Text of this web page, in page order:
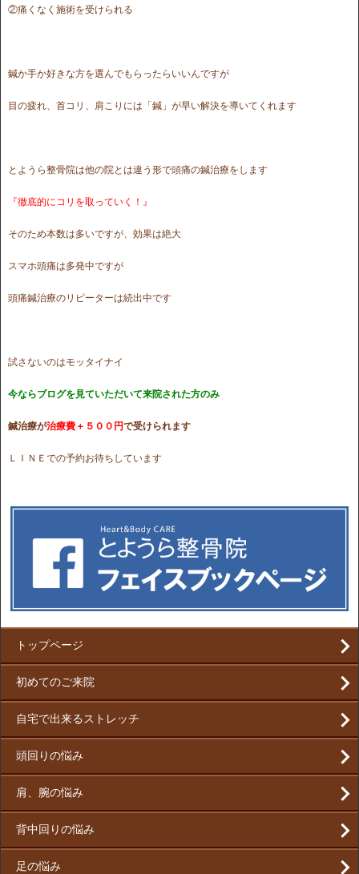
②痛くなく施術を受けられる
鍼か手か好きな方を選んでもらったらいいんですが
目の疲れ、首コリ、肩こりには「鍼」が早い解決を導いてくれます
とようら整骨院は他の院とは違う形で頭痛の鍼治療をします
『徹底的にコリを取っていく！』
そのため本数は多いですが、効果は絶大
スマホ頭痛は多発中ですが
頭痛鍼治療のリピーターは続出中です
試さないのはモッタイナイ
今ならブログを見ていただいて来院された方のみ
鍼治療が治療費＋５００円で受けられます
ＬＩＮＥでの予約お待ちしています
トップページ
初めてのご来院
自宅で出来るストレッチ
頭回りの悩み
肩、腕の悩み
背中回りの悩み
足の悩み